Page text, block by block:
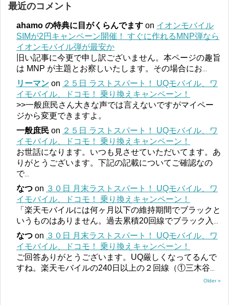
最近のコメント
ahamo の特典に目がくらんでます on イオンモバイル
SIMが2円キャンペーン開催！ すぐに作れるMNP弾なら
イオンモバイル弾が最安か
旧い記事に今更で申し訳ございません。本ページの趣旨
は MNP が主題とお察しいたします。その場合にお
リーマン on ２５日 ラストスパート！ UQモバイル、ワ
イモバイル、ドコモ！ 乗り換えキャンペーン！
>>一般庶民さん大きな声では言えないですがマイペー
ジから変更できますよ。
一般庶民 on ２５日 ラストスパート！ UQモバイル、ワ
イモバイル、ドコモ！ 乗り換えキャンペーン！
お世話になります。いつも見させていただいてます。あ
りがとうございます。下記の記載についてご確認なの
で...
なつ on ３０日 月末ラストスパート！ UQモバイル、ワ
イモバイル、ドコモ！ 乗り換えキャンペーン！
「楽天モバイルには何ヶ月以下の維持期間でブラックと
いうものはありません。過去累積20回線でブラック入
なつ on ３０日 月末ラストスパート！ UQモバイル、ワ
イモバイル、ドコモ！ 乗り換えキャンペーン！
ご回答ありがとうございます。UQ厳しくなってるんで
すね。楽天モバイルの240日以上の２回線（①三木谷
Older »